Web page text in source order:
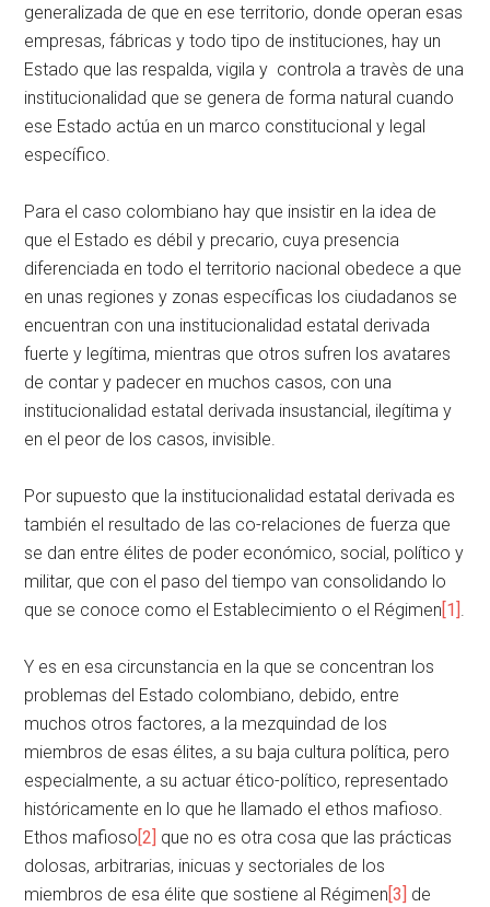
generalizada de que en ese territorio, donde operan esas
empresas, fábricas y todo tipo de instituciones, hay un
Estado que las respalda, vigila y controla a travès de una
institucionalidad que se genera de forma natural cuando
ese Estado actúa en un marco constitucional y legal
específico.
Para el caso colombiano hay que insistir en la idea de
que el Estado es débil y precario, cuya presencia
diferenciada en todo el territorio nacional obedece a que
en unas regiones y zonas específicas los ciudadanos se
encuentran con una institucionalidad estatal derivada
fuerte y legítima, mientras que otros sufren los avatares
de contar y padecer en muchos casos, con una
institucionalidad estatal derivada insustancial, ilegítima y
en el peor de los casos, invisible.
Por supuesto que la institucionalidad estatal derivada es
también el resultado de las co-relaciones de fuerza que
se dan entre élites de poder económico, social, político y
militar, que con el paso del tiempo van consolidando lo
que se conoce como el Establecimiento o el Régimen[1].
Y es en esa circunstancia en la que se concentran los
problemas del Estado colombiano, debido, entre
muchos otros factores, a la mezquindad de los
miembros de esas élites, a su baja cultura política, pero
especialmente, a su actuar ético-político, representado
históricamente en lo que he llamado el ethos mafioso.
Ethos mafioso[2] que no es otra cosa que las prácticas
dolosas, arbitrarias, inicuas y sectoriales de los
miembros de esa élite que sostiene al Régimen[3] de